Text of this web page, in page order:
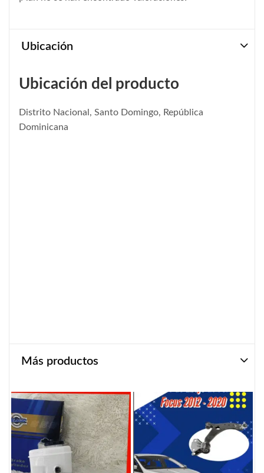
Ubicación
Ubicación del producto
Distrito Nacional, Santo Domingo, República
Dominicana
Más productos